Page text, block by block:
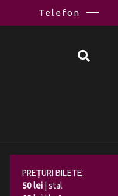
Telefon
PREȚURI BILETE:
50 lei
| stal